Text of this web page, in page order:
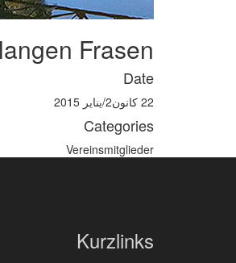
Frasen"
Date
22 كانون2/يناير 2015
Categories
Vereinsmitglieder
Kurzlinks